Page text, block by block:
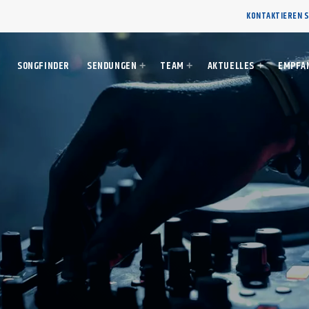
KONTAKTIEREN
SONGFINDER SENDUNGEN TEAM AKTUELLES